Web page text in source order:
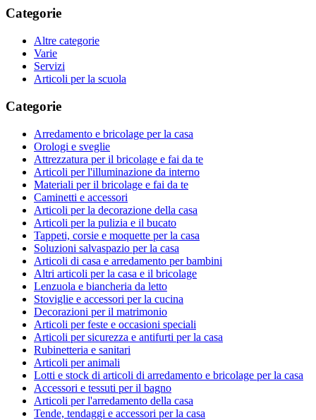
Categorie
Altre categorie
Varie
Servizi
Articoli per la scuola
Categorie
Arredamento e bricolage per la casa
Orologi e sveglie
Attrezzatura per il bricolage e fai da te
Articoli per l'illuminazione da interno
Materiali per il bricolage e fai da te
Caminetti e accessori
Articoli per la decorazione della casa
Articoli per la pulizia e il bucato
Tappeti, corsie e moquette per la casa
Soluzioni salvaspazio per la casa
Articoli di casa e arredamento per bambini
Altri articoli per la casa e il bricolage
Lenzuola e biancheria da letto
Stoviglie e accessori per la cucina
Decorazioni per il matrimonio
Articoli per feste e occasioni speciali
Articoli per sicurezza e antifurti per la casa
Rubinetteria e sanitari
Articoli per animali
Lotti e stock di articoli di arredamento e bricolage per la casa
Accessori e tessuti per il bagno
Articoli per l'arredamento della casa
Tende, tendaggi e accessori per la casa